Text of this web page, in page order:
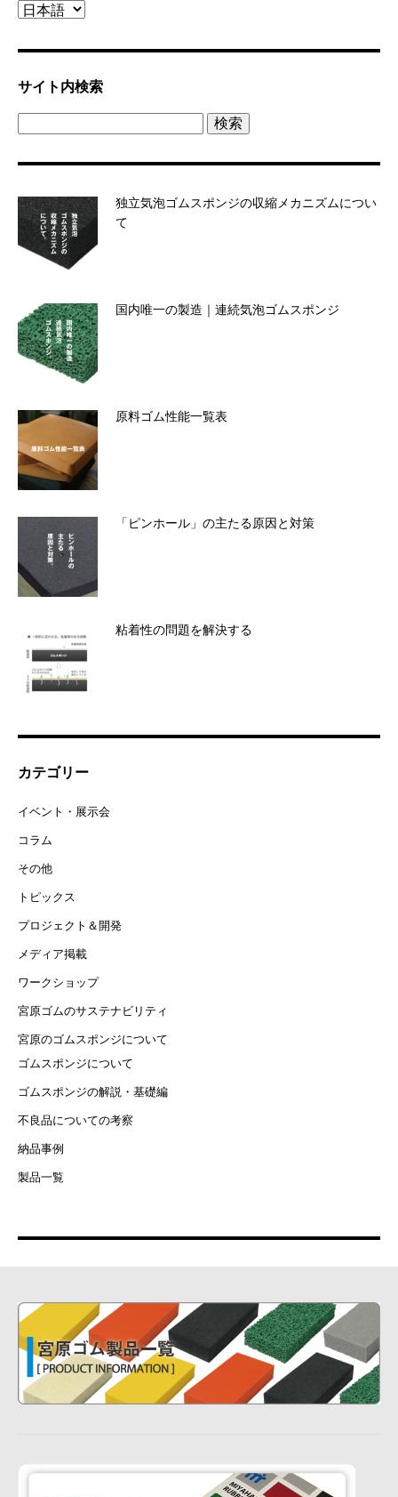
Lnguage
サイト内検索
独立気泡ゴムスポンジの収縮メカニズムについ
て
国内唯一の製造｜連続気泡ゴムスポンジ
原料ゴム性能一覧表
「ピンホール」の主たる原因と対策
粘着性の問題を解決する
カテゴリー
イベント・展示会
コラム
その他
トピックス
プロジェクト＆開発
メディア掲載
ワークショップ
宮原ゴムのサステナビリティ
宮原のゴムスポンジについて
ゴムスポンジについて
ゴムスポンジの解説・基礎編
不良品についての考察
納品事例
製品一覧